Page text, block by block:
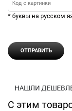
* буквы на русском
НАШЛИ
С этим